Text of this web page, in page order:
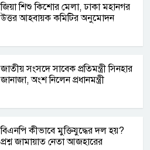
জিয়া শিশু কিশোর মেলা, ঢাকা মহানগর
উত্তর আহবায়ক কমিটির অনুমোদন
জাতীয় সংসদে সাবেক প্রতিমন্ত্রী সিনহার
জানাজা, অংশ নিলেন প্রধানমন্ত্রী
বিএনপি কীভাবে মুক্তিযুদ্ধের দল হয়?
প্রশ্ন জামায়াত নেতা আজহারের